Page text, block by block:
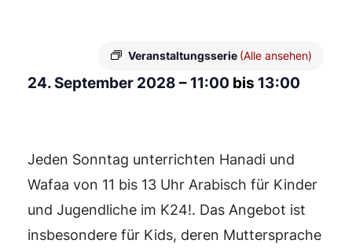
Veranstaltungsserie (Alle ansehen)
24. September 2028 – 11:00 bis 13:00
Jeden Sonntag unterrichten Hanadi und
Wafaa von 11 bis 13 Uhr Arabisch für Kinder
und Jugendliche im K24!. Das Angebot ist
insbesondere für Kids, deren Muttersprache